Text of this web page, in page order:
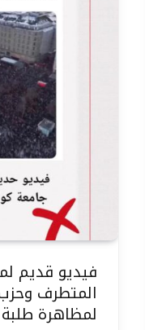
فيديو قديم
المتطرف وحزب
لمظاهرة